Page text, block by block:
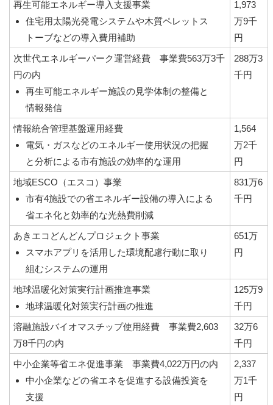
再生可能エネルギー導入支援事業
住宅用太陽光発電システムや木質ペレットス
トーブなどの導入費用補助
1,973
万9千
円
次世代エネルギーパーク運営経費 事業費563万3千
円の内
再生可能エネルギー施設の見学体制の整備と
情報発信
288万3
千円
情報統合管理基盤運用経費
電気・ガスなどのエネルギー使用状況の把握
と分析による市有施設の効率的な運用
1,564
万2千
円
地域ESCO（エスコ）事業
市有4施設での省エネルギー設備の導入による
省エネ化と効率的な光熱費削減
831万6
千円
あきエコどんどんプロジェクト事業
スマホアプリを活用した環境配慮行動に取り
組むシステムの運用
651万
円
地球温暖化対策実行計画推進事業
地球温暖化対策実行計画の推進
125万9
千円
溶融施設バイオマスチップ使用経費 事業費2,603
万8千円の内
32万6
千円
中小企業等省エネ促進事業 事業費4,022万円の内
中小企業などの省エネを促進する設備投資を
支援
2,337
万1千
円